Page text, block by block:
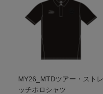
MY26_MTDツアー・ストレ
ッチポロシャツ